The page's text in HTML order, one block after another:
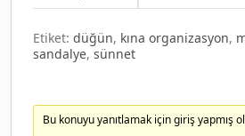
Etiket: düğün, kına organizasyon,
sandalye, sünnet
Bu konuyu yanıtlamak için giriş yapmış